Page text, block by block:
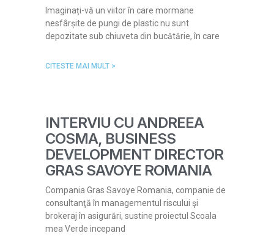
Imaginați-vă un viitor în care mormane
nesfârșite de pungi de plastic nu sunt
depozitate sub chiuveta din bucătărie, în care
CITESTE MAI MULT >
INTERVIU CU ANDREEA
COSMA, BUSINESS
DEVELOPMENT DIRECTOR
GRAS SAVOYE ROMANIA
Compania Gras Savoye Romania, companie de
consultanţă în managementul riscului şi
brokeraj în asigurări, sustine proiectul Scoala
mea Verde incepand